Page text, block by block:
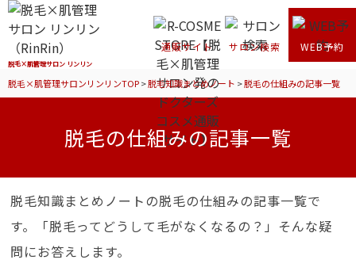
脱毛×肌管理サロン リンリン
通販サイト サロン検索 WEB予約
脱毛×肌管理サロンリンリンTOP>脱毛知識まとめノート >脱毛の仕組みの記事一覧
脱毛の仕組みの記事一覧
脱毛知識まとめノートの脱毛の仕組みの記事一覧で
す。「脱毛ってどうして毛がなくなるの？」そんな疑
問にお答えします。